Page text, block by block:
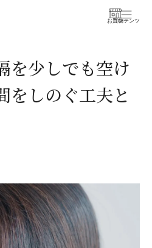
お買物
コンテンツ
を少しでも空け
をしのぐ工夫と